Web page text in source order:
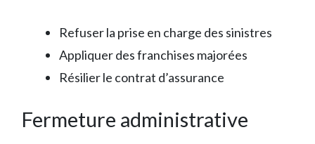
Refuser la prise en charge des sinistres
Appliquer des franchises majorées
Résilier le contrat d’assurance
Fermeture administrative